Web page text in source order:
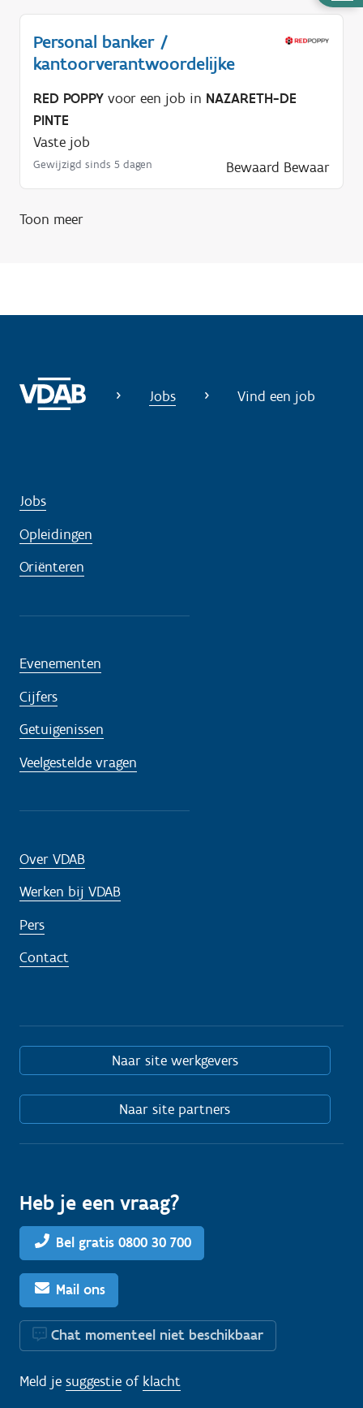
u
g
?
Personal banker /
kantoorverantwoordelijke
RED POPPY voor een job in NAZARETH-DE
PINTE
Vaste job
Gewijzigd sinds 5 dagen Bewaard Bewaar
Toon meer
Jobs Vind een job
Jobs
Opleidingen
Oriënteren
Evenementen
Cijfers
Getuigenissen
Veelgestelde vragen
Over VDAB
Werken bij VDAB
Pers
Contact
Naar site werkgevers
Naar site partners
Heb je een vraag?
Bel gratis 0800 30 700
Mail ons
Chat momenteel niet beschikbaar
Meld je suggestie of klacht